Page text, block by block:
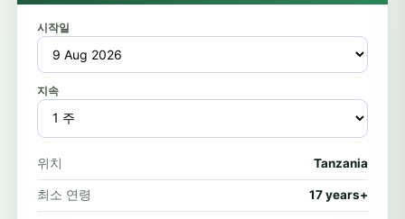
시작일
지속
위치 Tanzania
최소 연령 17 years+